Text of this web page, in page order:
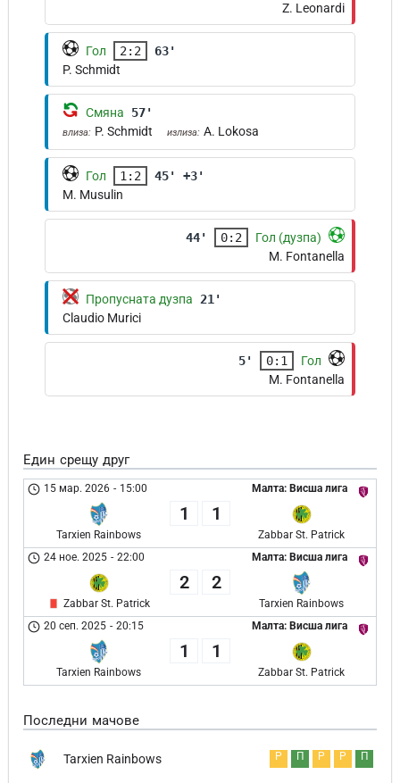
Z. Leonardi
Гол 2:2
63'
P. Schmidt
Смяна 57'
влиза: P. Schmidt излиза: A. Lokosa
Гол 1:2
45' +3'
M. Musulin
44' 0:2
Гол (дузпа)
M. Fontanella
Пропусната дузпа
21'
Claudio Murici
5' 0:1
Гол
M. Fontanella
Един срещу друг
Малта: Висша лига
15 мар. 2026 - 15:00
Tarxien Rainbows
1 1
Zabbar St. Patrick
Малта: Висша лига
24 ное. 2025 - 22:00
Zabbar St. Patrick
2 2
Tarxien Rainbows
Малта: Висша лига
20 сеп. 2025 - 20:15
Tarxien Rainbows
1 1
Zabbar St. Patrick
Последни мачове
Tarxien Rainbows Р П Р Р П